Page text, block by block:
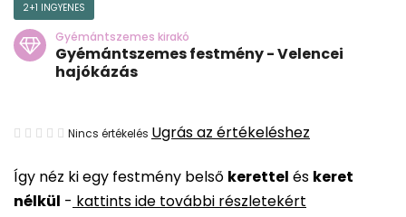
Így néz ki egy festmény belső kerettel és keret
nélkül - kattints ide további részletekért
2+1 INGYENES
Gyémántszemes kirakó
Gyémántszemes festmény - Velencei
hajókázás
A
átlagos
értékelése
Nincs értékelés Ugrás az értékeléshez